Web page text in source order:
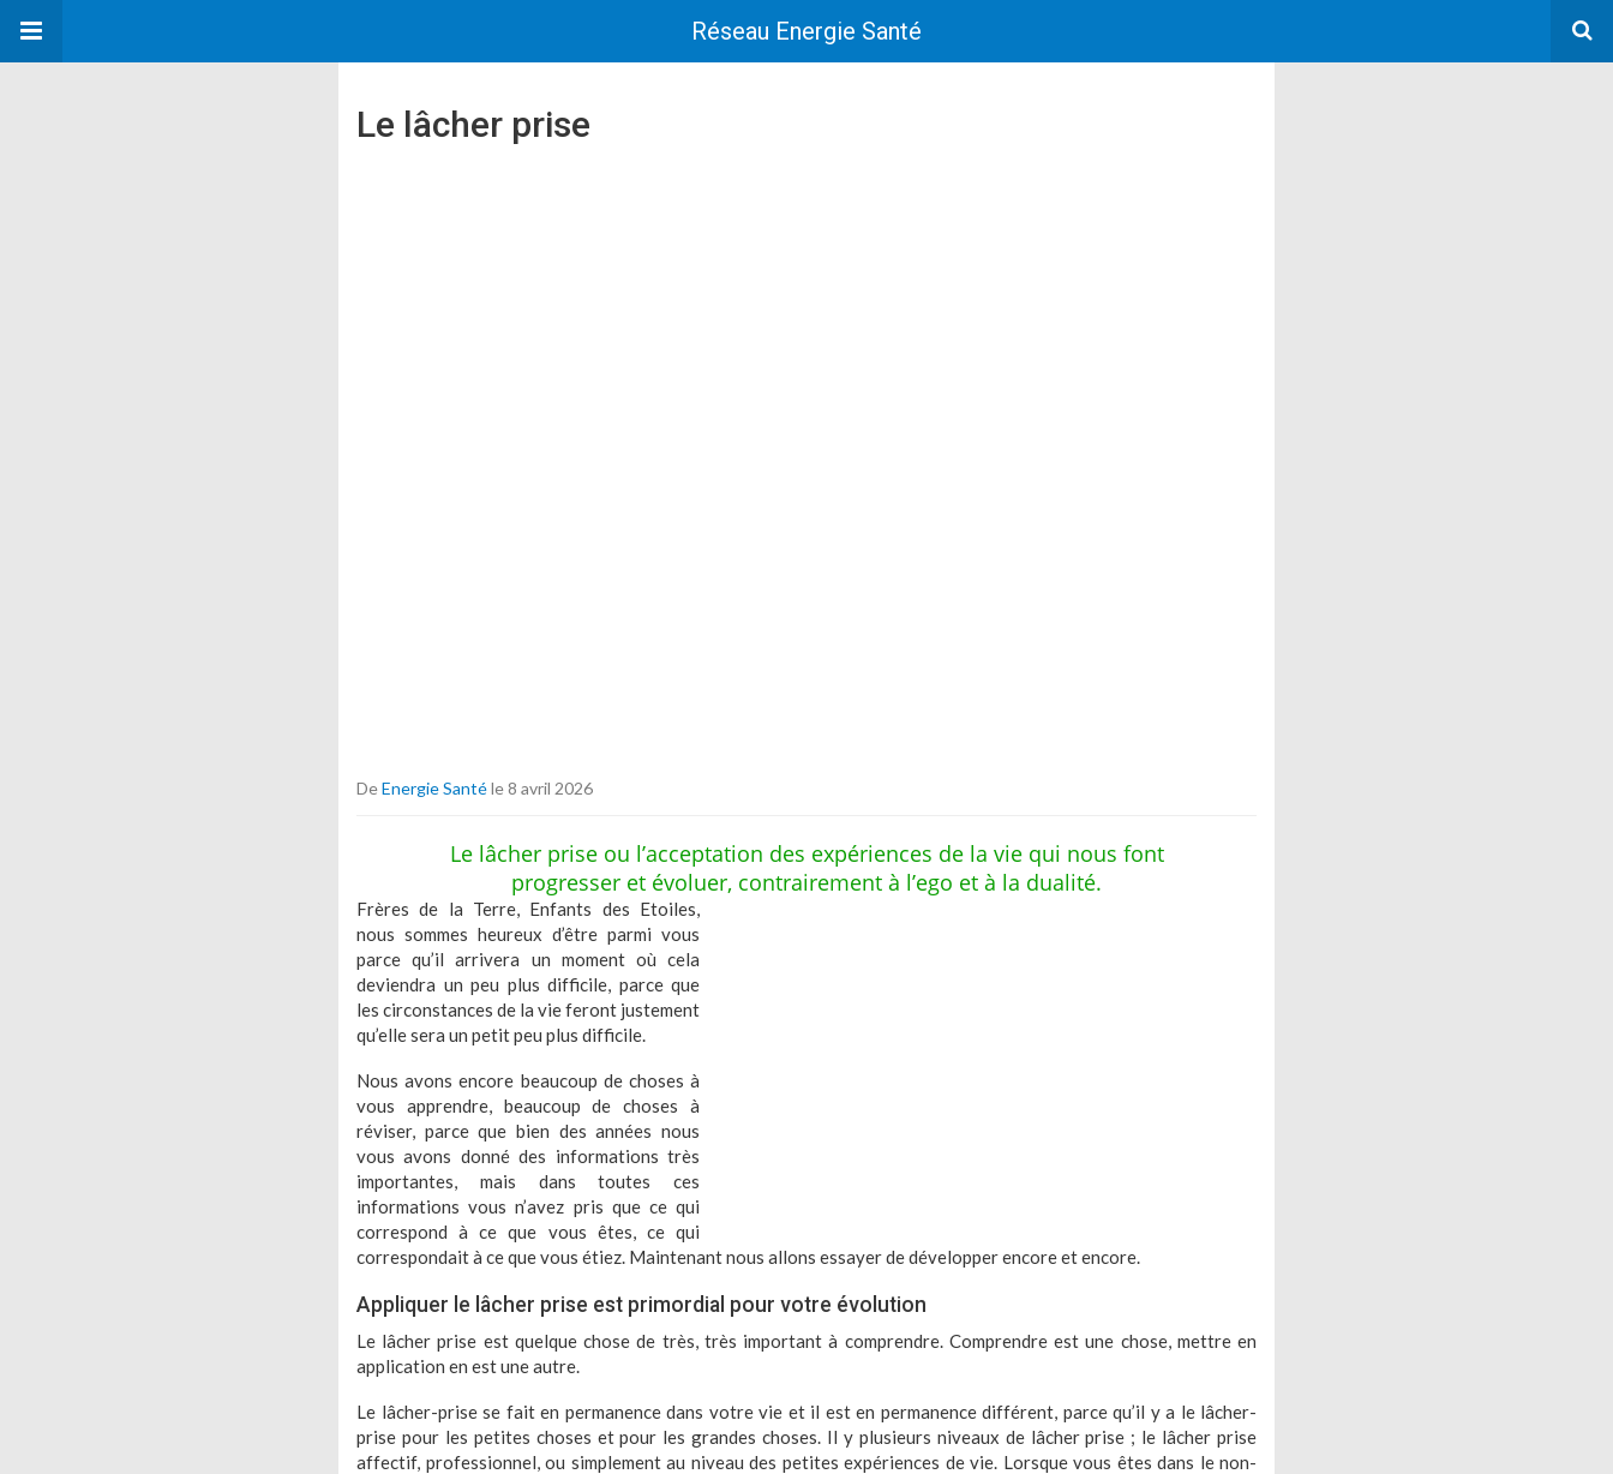
Réseau Energie Santé
Le lâcher prise
DeEnergie Santéle 8 avril 2026
Le lâcher prise ou l’acceptation des expériences de la vie qui nous font
progresser et évoluer, contrairement à l’ego et à la dualité.
Frères de la Terre, Enfants des Etoiles,
nous sommes heureux d’être parmi vous
parce qu’il arrivera un moment où cela
deviendra un peu plus difficile, parce que
les circonstances de la vie feront justement
qu’elle sera un petit peu plus difficile.
Nous avons encore beaucoup de choses à
vous apprendre, beaucoup de choses à
réviser, parce que bien des années nous
vous avons donné des informations très
importantes, mais dans toutes ces
informations vous n’avez pris que ce qui
correspond à ce que vous êtes, ce qui
correspondait à ce que vous étiez. Maintenant nous allons essayer de développer encore et encore.
Appliquer le lâcher prise est primordial pour votre évolution
Le lâcher prise est quelque chose de très, très important à comprendre. Comprendre est une chose, mettre en
application en est une autre.
Le lâcher-prise se fait en permanence dans votre vie et il est en permanence différent, parce qu’il y a le lâcher-
prise pour les petites choses et pour les grandes choses. Il y plusieurs niveaux de lâcher prise ; le lâcher prise
affectif, professionnel, ou simplement au niveau des petites expériences de vie. Lorsque vous êtes dans le non-